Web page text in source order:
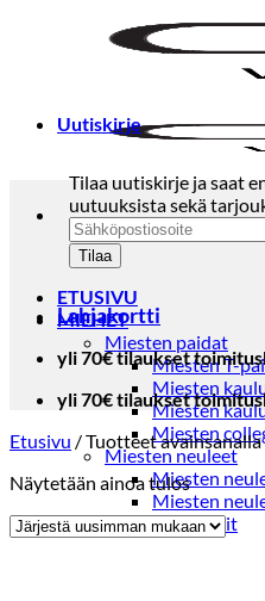
ETUSIVU
MIEHET
Miesten paidat
Miesten T-
Miesten
Miesten
Miesten
Miesten neuleet
Miesten
Miesten
Puvut ja blazerit
Puvut
Puvuntakit
Uutiskirje
Tilaa uutiskirje ja saat
uutuuksista sekä
Lahjakortti
yli 70€ tilaukset
yli 70€ tilaukset
Etusivu /Tuotteet avainsanalla
Näytetään ainoa tulos